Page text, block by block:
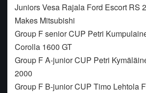
Juniors Vesa Rajala Ford Escort RS
Makes Mitsubishi
Group F senior CUP Petri
Corolla 1600 GT
Group F A-junior CUP Petri
2000
Group F B-junior CUP Timo Lehtola